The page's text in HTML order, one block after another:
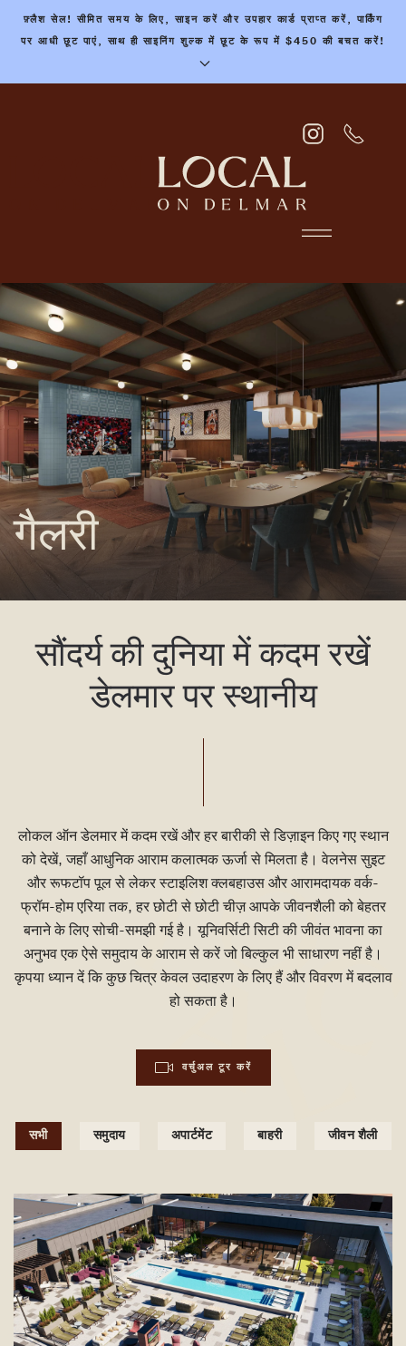
मुख्य
पर
फ़्लैश सेल! सीमित समय के लिए, साइन करें और उपहार कार्ड प्राप्त करें, पार्किंग
पर आधी छूट पाएं, साथ ही साइनिंग शुल्क में छूट के रूप में $450 की बचत करें!
गैलरी
सौंदर्य की दुनिया में कदम रखें
डेलमार पर स्थानीय
लोकल ऑन डेलमार में कदम रखें और हर बारीकी से डिज़ाइन किए गए स्थान
को देखें, जहाँ आधुनिक आराम कलात्मक ऊर्जा से मिलता है। वेलनेस सुइट
और रूफटॉप पूल से लेकर स्टाइलिश क्लबहाउस और आरामदायक वर्क-
फ्रॉम-होम एरिया तक, हर छोटी से छोटी चीज़ आपके जीवनशैली को बेहतर
बनाने के लिए सोची-समझी गई है। यूनिवर्सिटी सिटी की जीवंत भावना का
अनुभव एक ऐसे समुदाय के आराम से करें जो बिल्कुल भी साधारण नहीं है।
कृपया ध्यान दें कि कुछ चित्र केवल उदाहरण के लिए हैं और विवरण में बदलाव
हो सकता है।
वर्चुअल टूर करें
सभी समुदाय अपार्टमेंट बाहरी जीवन शैली